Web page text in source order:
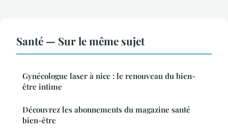
Santé — Sur le même sujet
Gynécologue laser à nice : le renouveau du bien-
être intime
Découvrez les abonnements du magazine santé
bien-être